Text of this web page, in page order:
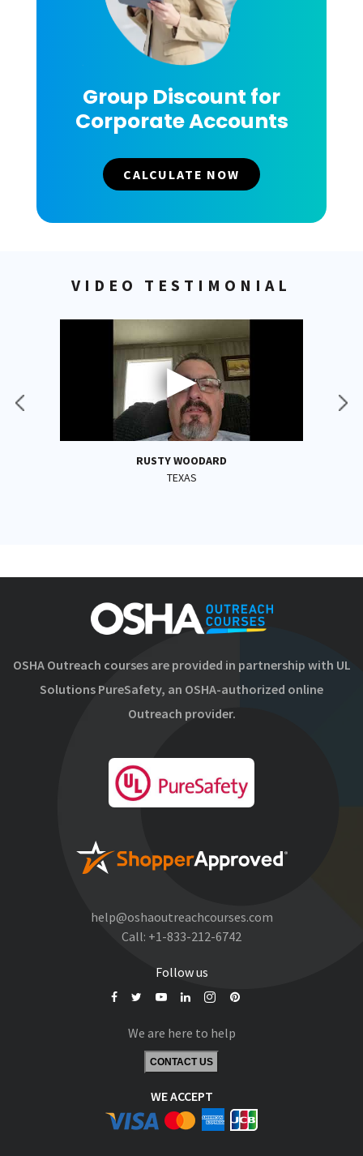
Group Discount for
Corporate Accounts
CALCULATE NOW
VIDEO TESTIMONIAL
RUSTY WOODARD
TEXAS
OSHA Outreach courses are provided in partnership with UL
Solutions PureSafety, an OSHA-authorized online
Outreach provider.
help@oshaoutreachcourses.com
Call: +1-833-212-6742
Follow us
We are here to help
CONTACT US
WE ACCEPT